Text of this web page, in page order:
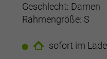
Geschlecht: Damen
Rahmengröße: S
sofort im